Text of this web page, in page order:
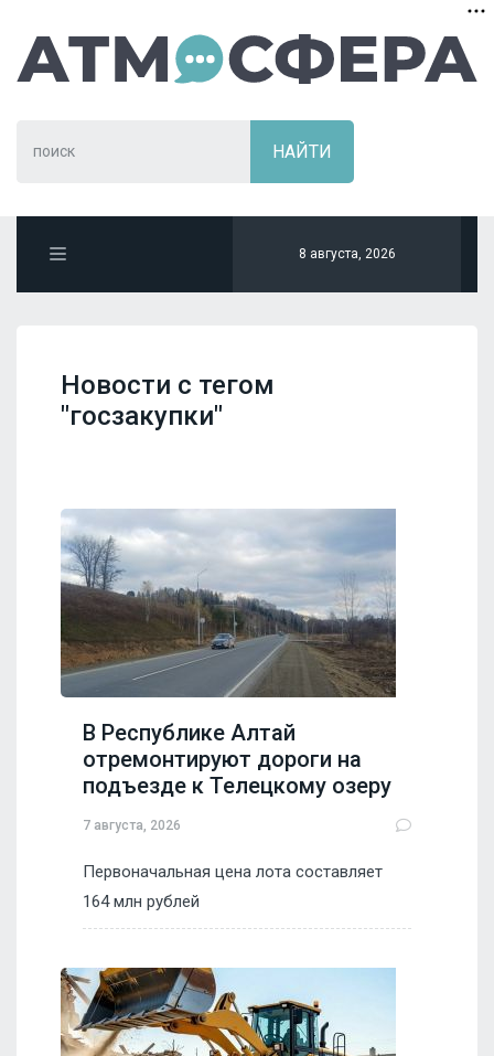
8 августа, 2026
Новости с тегом
"госзакупки"
В Республике Алтай
отремонтируют дороги на
подъезде к Телецкому озеру
7 августа, 2026
Первоначальная цена лота составляет
164 млн рублей